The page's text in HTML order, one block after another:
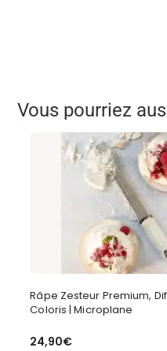
Vous pourriez
Râpe Zesteur Premium,
Coloris | Microplane
24,90€